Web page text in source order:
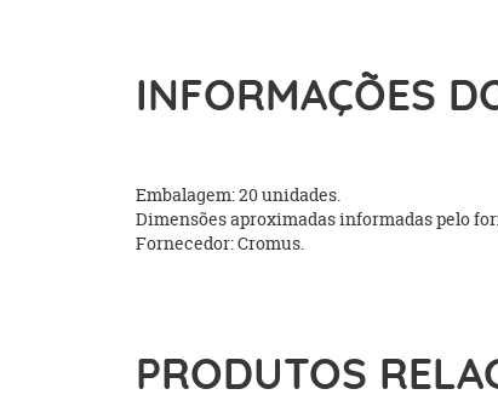
INFORMAÇÕES
Embalagem: 20 unidades.
Dimensões aproximadas informadas pelo
Fornecedor: Cromus.
PRODUTOS